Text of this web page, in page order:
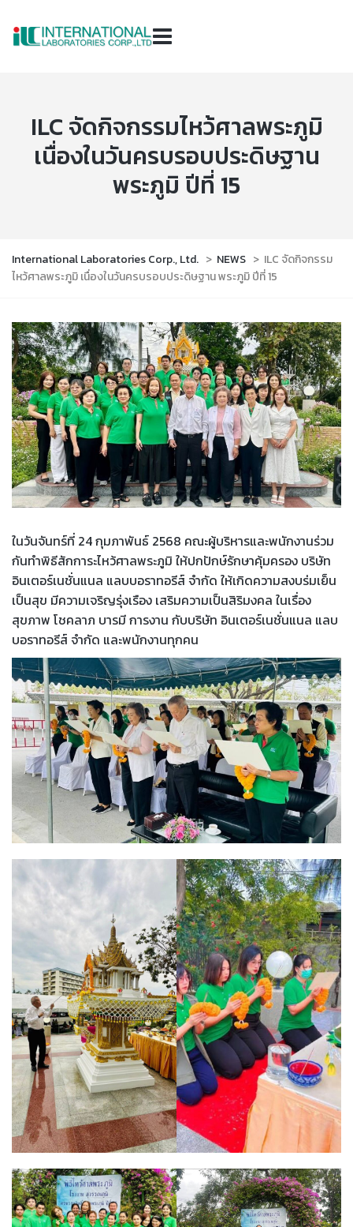
ILC จัดกิจกรรมไหว้ศาลพระภูมิ
เนื่องในวันครบรอบประดิษฐาน
พระภูมิ ปีที่ 15
International Laboratories Corp., Ltd. > NEWS > ILC จัดกิจกรรม
ไหว้ศาลพระภูมิ เนื่องในวันครบรอบประดิษฐาน พระภูมิ ปีที่ 15
ในวันจันทร์ที่ 24 กุมภาพันธ์ 2568 คณะผู้บริหารและพนักงานร่วม
กันทำพิธีสักการะไหว้ศาลพระภูมิ ให้ปกปักษ์รักษาคุ้มครอง บริษัท
อินเตอร์เนชั่นแนล แลบบอราทอรีส์ จำกัด ให้เกิดความสงบร่มเย็น
เป็นสุข มีความเจริญรุ่งเรือง เสริมความเป็นสิริมงคล ในเรื่อง
สุขภาพ โชคลาภ บารมี การงาน กับบริษัท อินเตอร์เนชั่นแนล แลบ
บอราทอรีส์ จำกัด และพนักงานทุกคน